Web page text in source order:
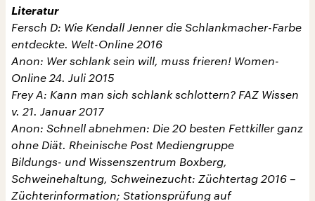
Literatur
Fersch D: Wie Kendall Jenner die Schlankmacher-Farbe
entdeckte. Welt-Online 2016
Anon: Wer schlank sein will, muss frieren! Women-
Online 24. Juli 2015
Frey A: Kann man sich schlank schlottern? FAZ Wissen
v. 21. Januar 2017
Anon: Schnell abnehmen: Die 20 besten Fettkiller ganz
ohne Diät. Rheinische Post Mediengruppe
Bildungs- und Wissenszentrum Boxberg,
Schweinehaltung, Schweinezucht: Züchtertag 2016 –
Züchterinformation; Stationsprüfung auf